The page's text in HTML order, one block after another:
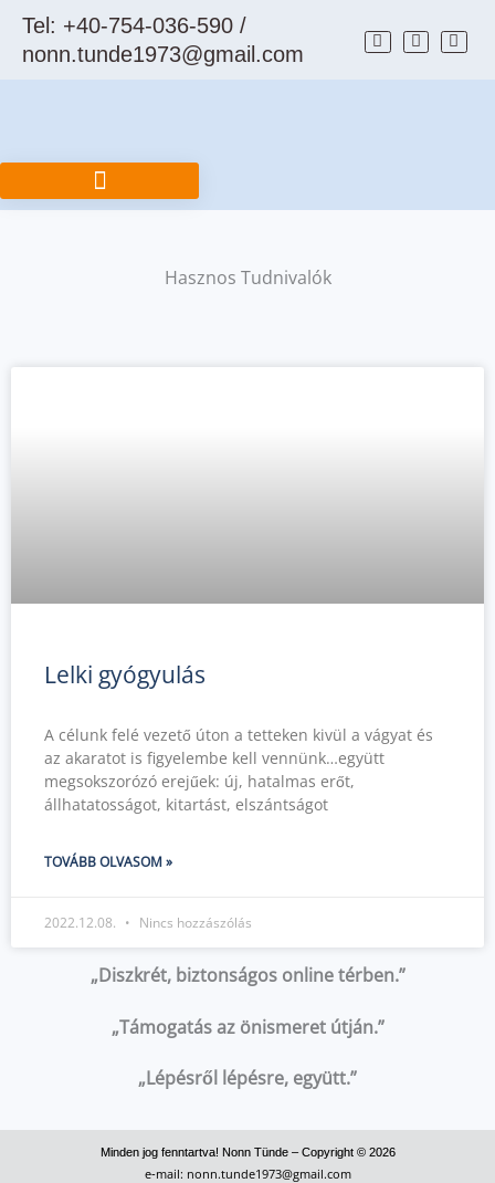
SkipTel: +40-754-036-590 /
nonn.tunde1973@gmail.com
Hasznos Tudnivalók
Lelki gyógyulás
A célunk felé vezető úton a tetteken kivül a vágyat és
az akaratot is figyelembe kell vennünk…együtt
megsokszorózó erejűek: új, hatalmas erőt,
állhatatosságot, kitartást, elszántságot
TOVÁBB OLVASOM »
2022.12.08. Nincs hozzászólás
„Diszkrét, biztonságos online térben.”
„Támogatás az önismeret útján.”
„Lépésről lépésre, együtt.”
Minden jog fenntartva! Nonn Tünde – Copyright © 2026
e‑mail: nonn.tunde1973@gmail.com